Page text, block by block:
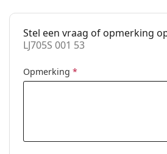
Stel een vraag of opmerking
LJ705S 001 53
Opmerking *